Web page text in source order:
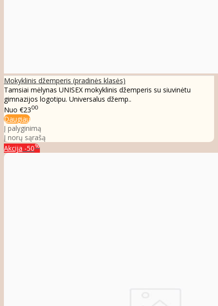
Mokyklinis džemperis (pradinės klasės)
Tamsiai mėlynas UNISEX mokyklinis džemperis su siuvinėtu
gimnazijos logotipu. Universalus džemp..
Nuo €2300
Daugiau
Į palyginimą
Į norų sąrašą
Akcija -50%